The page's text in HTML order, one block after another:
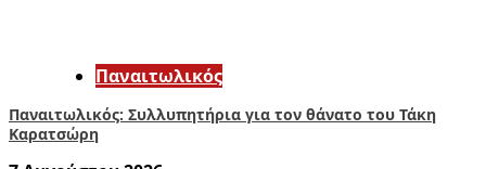
Παναιτωλικός
Παναιτωλικός: Συλλυπητήρια για τον θάνατο του Τάκη
Καρατσώρη